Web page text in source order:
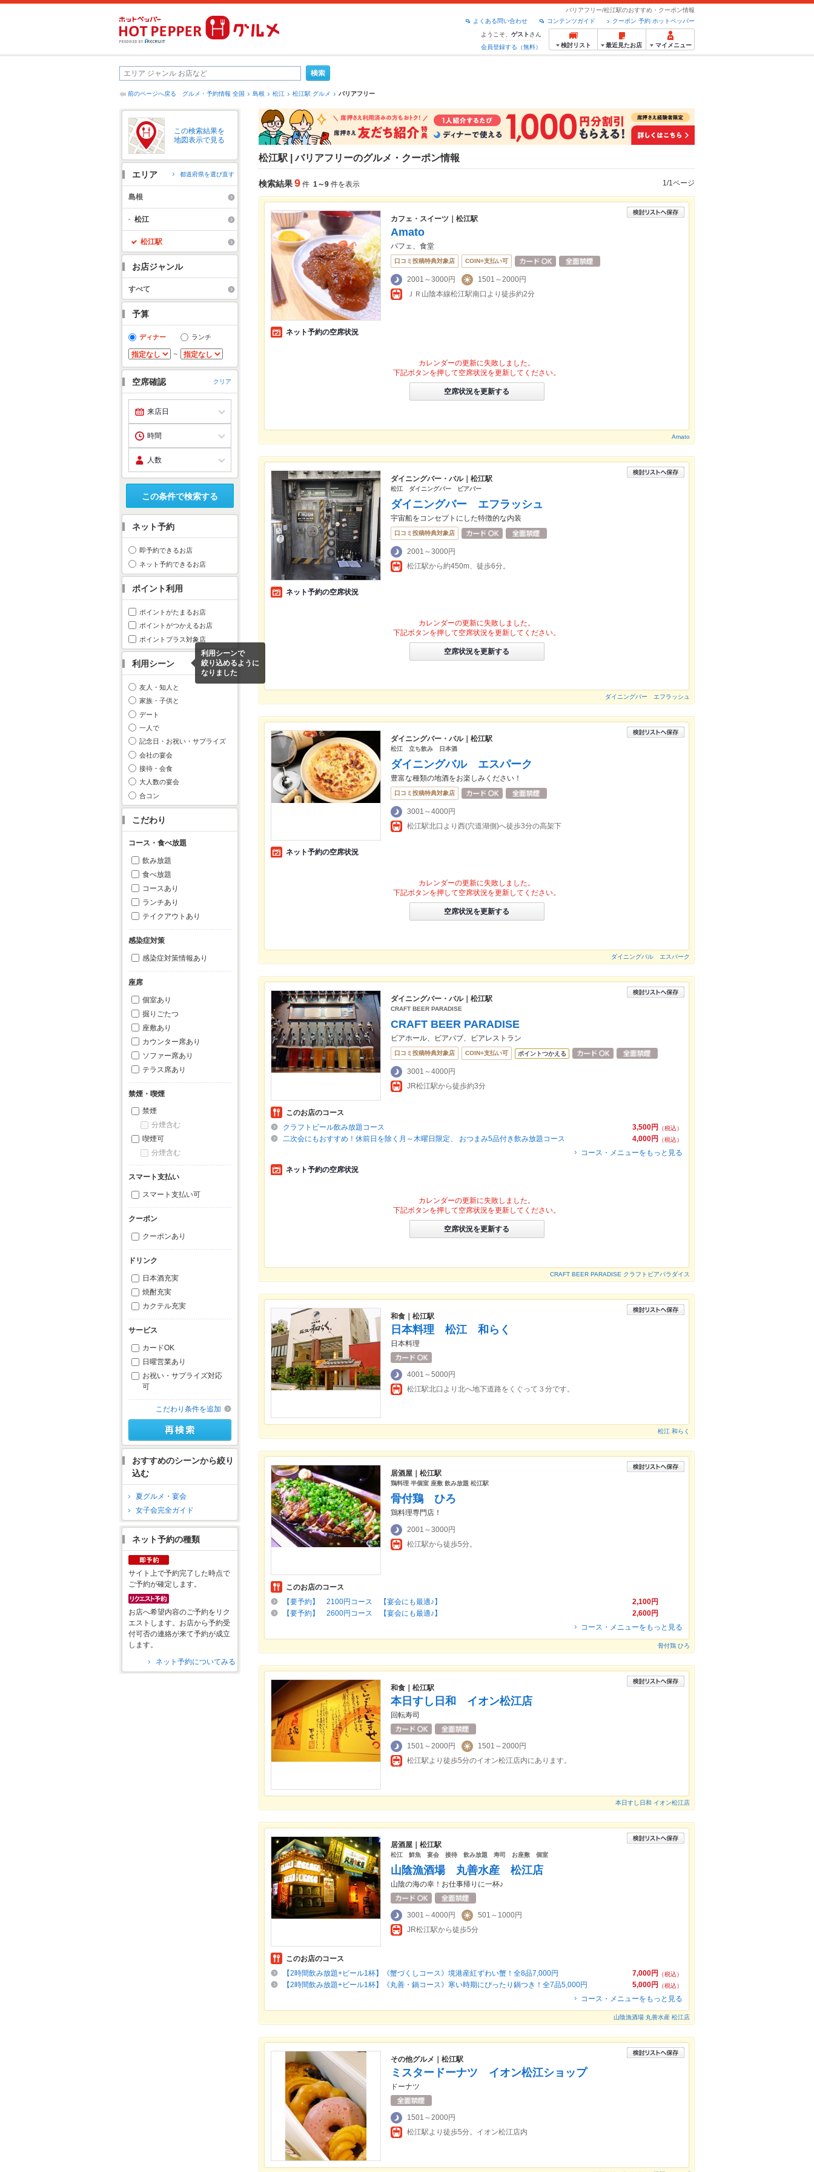
バリアフリー/松江駅のおすすめ・クーポン情報
クーポン 予約 ホットペッパー
コンテンツガイド
よくある問い合わせ
ようこそ、 ゲスト さん
会員登録する（無料）
検討リスト 最近見たお店 マイメニュー
前のページへ戻る グルメ・予約情報 全国 島根 松江 松江駅 グルメ バリアフリー
この検索結果を
地図表示で見る
エリア 都道府県を選び直す
島根
松江
松江駅
お店ジャンル
すべて
予算
ディナー ランチ
～
空席確認 クリア
この条件で検索する
ネット予約
即予約できるお店
ネット予約できるお店
ポイント利用
ポイントがたまるお店
ポイントがつかえるお店
ポイントプラス対象店
利用シーン
利用シーンで
絞り込めるように
なりました
友人・知人と
家族・子供と
デート
一人で
記念日・お祝い・サプライズ
会社の宴会
接待・会食
大人数の宴会
合コン
こだわり
コース・食べ放題
飲み放題
食べ放題
コースあり
ランチあり
テイクアウトあり
感染症対策
感染症対策情報あり
座席
個室あり
掘りごたつ
座敷あり
カウンター席あり
ソファー席あり
テラス席あり
禁煙・喫煙
禁煙
分煙含む
喫煙可
分煙含む
スマート支払い
スマート支払い可
クーポン
クーポンあり
ドリンク
日本酒充実
焼酎充実
カクテル充実
サービス
カードOK
日曜営業あり
お祝い・サプライズ対応
可
こだわり条件を追加
おすすめのシーンから絞り
込む
夏グルメ・宴会
女子会完全ガイド
ネット予約の種類
サイト上で予約完了した時点で
ご予約が確定します。
お店へ希望内容のご予約をリク
エストします。お店から予約受
付可否の連絡が来て予約が成立
します。
ネット予約についてみる
松江駅 | バリアフリーのグルメ・クーポン情報
検索結果9 件 1～9 件を表示 1/1ページ
カフェ・スイーツ｜松江駅
Amato
パフェ、食堂
口コミ投稿特典対象店 COIN+支払い可
2001～3000円
1501～2000円
ＪＲ山陰本線松江駅南口より徒歩約2分
ネット予約の空席状況
カレンダーの更新に失敗しました。
下記ボタンを押して空席状況を更新してください。
空席状況を更新する
Amato
ダイニングバー・バル｜松江駅
松江 ダイニングバー ビアバー
ダイニングバー エフラッシュ
宇宙船をコンセプトにした特徴的な内装
口コミ投稿特典対象店
2001～3000円
松江駅から約450m、徒歩6分。
ネット予約の空席状況
カレンダーの更新に失敗しました。
下記ボタンを押して空席状況を更新してください。
空席状況を更新する
ダイニングバー エフラッシュ
ダイニングバー・バル｜松江駅
松江 立ち飲み 日本酒
ダイニングバル エスパーク
豊富な種類の地酒をお楽しみください！
口コミ投稿特典対象店
3001～4000円
松江駅北口より西(穴道湖側)へ徒歩3分の高架下
ネット予約の空席状況
カレンダーの更新に失敗しました。
下記ボタンを押して空席状況を更新してください。
空席状況を更新する
ダイニングバル エスパーク
ダイニングバー・バル｜松江駅
CRAFT BEER PARADISE
CRAFT BEER PARADISE
ビアホール、ビアパブ、ビアレストラン
口コミ投稿特典対象店 COIN+支払い可 ポイントつかえる
3001～4000円
JR松江駅から徒歩約3分
このお店のコース
3,500円
（税込）
クラフトビール飲み放題コース
4,000円
（税込）
二次会にもおすすめ！休前日を除く月～木曜日限定、 おつまみ5品付き飲み放題コース
コース・メニューをもっと見る
ネット予約の空席状況
カレンダーの更新に失敗しました。
下記ボタンを押して空席状況を更新してください。
空席状況を更新する
CRAFT BEER PARADISE クラフトビアパラダイス
和食｜松江駅
日本料理 松江 和らく
日本料理
4001～5000円
松江駅北口より北へ地下道路をくぐって３分です。
松江 和らく
居酒屋｜松江駅
鶏料理 半個室 座敷 飲み放題 松江駅
骨付鶏 ひろ
鶏料理専門店！
2001～3000円
松江駅から徒歩5分。
このお店のコース
2,100円
【要予約】 2100円コース 【宴会にも最適♪】
2,600円
【要予約】 2600円コース 【宴会にも最適♪】
コース・メニューをもっと見る
骨付鶏 ひろ
和食｜松江駅
本日すし日和 イオン松江店
回転寿司
1501～2000円
1501～2000円
松江駅より徒歩5分のイオン松江店内にあります。
本日すし日和 イオン松江店
居酒屋｜松江駅
松江 鮮魚 宴会 接待 飲み放題 寿司 お座敷 個室
山陰漁酒場 丸善水産 松江店
山陰の海の幸！お仕事帰りに一杯♪
3001～4000円
501～1000円
JR松江駅から徒歩5分
このお店のコース
7,000円
（税込）
【2時間飲み放題+ビール1杯】《蟹づくしコース》境港産紅ずわい蟹！全8品7,000円
5,000円
（税込）
【2時間飲み放題+ビール1杯】《丸善・鍋コース》寒い時期にぴったり鍋つき！全7品5,000円
コース・メニューをもっと見る
山陰漁酒場 丸善水産 松江店
その他グルメ｜松江駅
ミスタードーナツ イオン松江ショップ
ドーナツ
1501～2000円
松江駅より徒歩5分。イオン松江店内